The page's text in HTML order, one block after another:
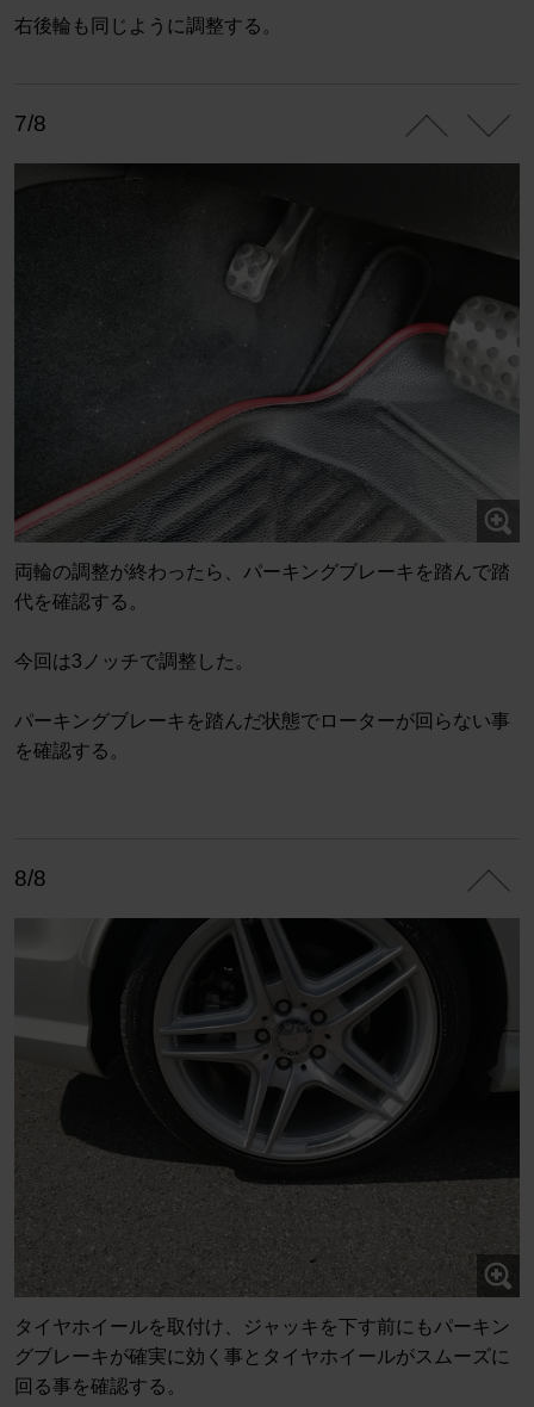
右後輪も同じように調整する。
7/8
両輪の調整が終わったら、パーキングブレーキを踏んで踏
代を確認する。
今回は3ノッチで調整した。
パーキングブレーキを踏んだ状態でローターが回らない事
を確認する。
8/8
タイヤホイールを取付け、ジャッキを下す前にもパーキン
グブレーキが確実に効く事とタイヤホイールがスムーズに
回る事を確認する。